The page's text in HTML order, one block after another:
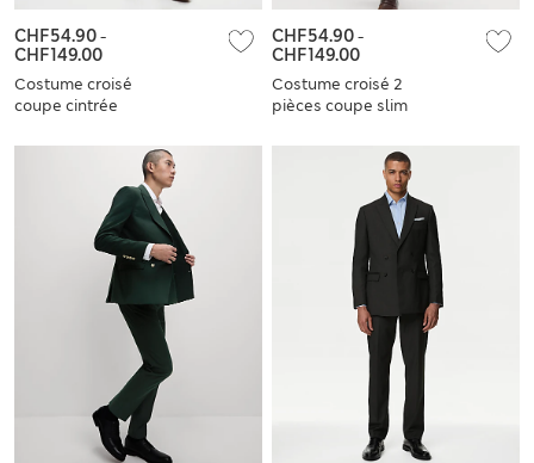
Costume croisé
coupe cintrée
CHF54.90-
CHF149.00
Costume croisé 2
pièces coupe slim
CHF54.90-
CHF149.00